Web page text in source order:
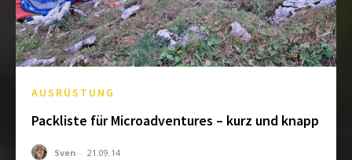
AUSRÜSTUNG
Packliste für Microadventures – kurz und knapp
Sven - 21.09.14